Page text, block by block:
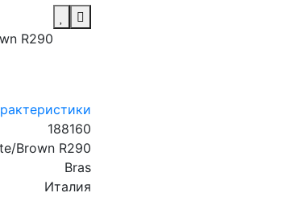
R290
188160
Brown R290
Bras
Италия